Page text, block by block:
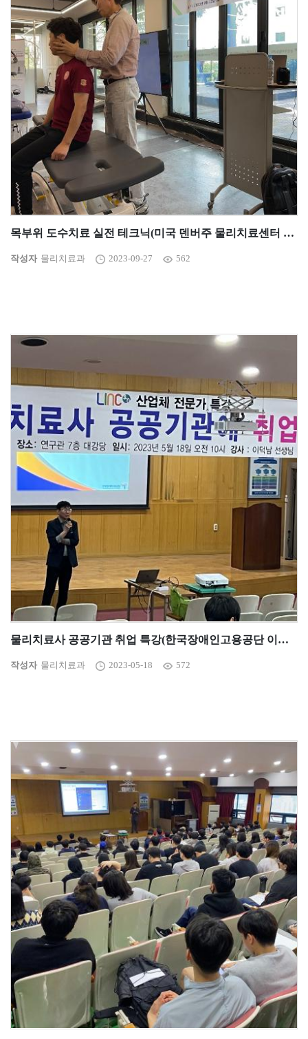
목부위 도수치료 실전 테크닉(미국 덴버주 물리치료센터 신상용 원장님)
작성자 물리치료과 2023-09-27 562
물리치료사 공공기관 취업 특강(한국장애인고용공단 이덕남 선배님)
작성자 물리치료과 2023-05-18 572